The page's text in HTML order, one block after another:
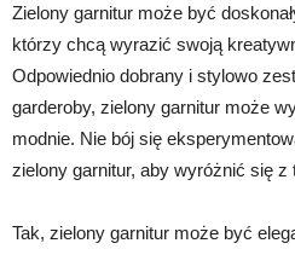
Zielony garnitur może być
którzy chcą wyrazić swoją
Odpowiednio dobrany i stylowo
garderoby, zielony garnitur może
modnie. Nie bój się
zielony garnitur, aby wyróżnić się z
Tak, zielony garnitur może być